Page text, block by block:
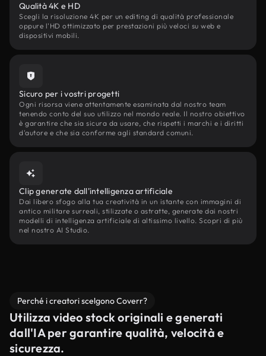
Qualità 4K e HD
Scegli la risoluzione 4K per un editing di qualità professionale
oppure l'HD ottimizzato per prestazioni più veloci su web e
dispositivi mobili.
Sicuro per i vostri progetti
Ogni risorsa viene attentamente esaminata dal nostro team
tenendo conto del suo utilizzo nel mondo reale. Il nostro obiettivo
è garantire che sia sicura da usare, che rispetti i marchi e i diritti
d'autore e che sia conforme agli standard comuni.
Clip generate dall'intelligenza artificiale
Dai libero sfogo alla tua creatività in un istante con immagini di
antico militare surreali, stilizzate o astratte, generate dai nostri
modelli di intelligenza artificiale di altissimo livello. Scopri di più
nel nostro AI Studio.
Perché i creatori scelgono Coverr?
Utilizza video stock originali e generati
dall'IA per garantire qualità, velocità e
sicurezza.